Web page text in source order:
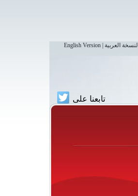
النسخة العربية English Version
تابعنا على